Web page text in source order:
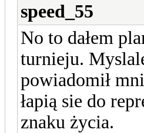
speed_55
No to dałem
turnieju.
powiadomił
łapią sie do
znaku życia.